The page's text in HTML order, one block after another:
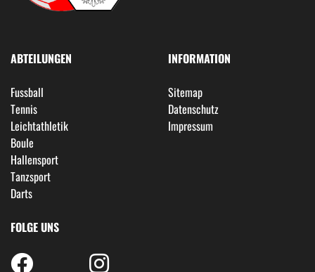
ABTEILUNGEN
Fussball
Tennis
Leichtathletik
Boule
Hallensport
Tanzsport
Darts
INFORMATION
Sitemap
Datenschutz
Impressum
FOLGE UNS